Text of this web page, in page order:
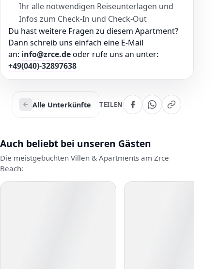
Ihr alle notwendigen Reiseunterlagen und
Infos zum Check-In und Check-Out
Du hast weitere Fragen zu diesem Apartment?
Dann schreib uns einfach eine E-Mail
an: info@zrce.deoder rufe uns an unter:
+49(040)-32897638
Alle Unterkünfte TEILEN
Auch beliebt bei unseren Gästen
Die meistgebuchten Villen & Apartments am Zrce
Beach: